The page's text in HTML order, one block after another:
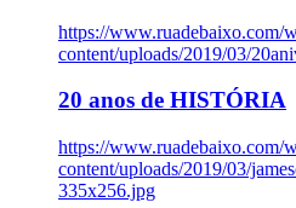
https://www.ruadebaixo.com/
content/uploads/2019/03/
20 anos de HISTÓRIA
https://www.ruadebaixo.com/
content/uploads/2019/03/
335x256.jpg